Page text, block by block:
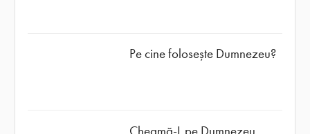
Pe cine folosește Dumnezeu?